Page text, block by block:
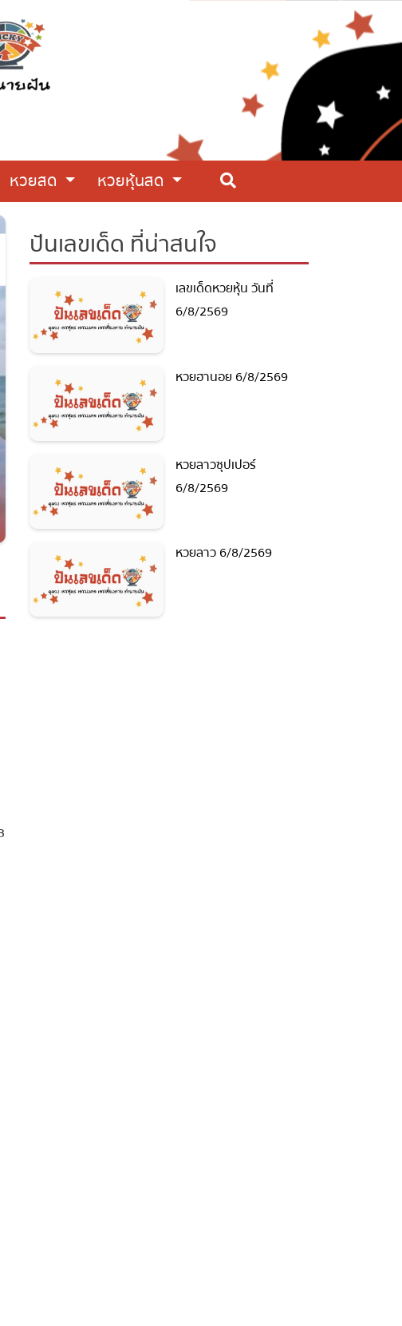
หวยสด หวยหุ้นสด
ปันเลขเด็ด ที่น่าสนใจ
เลขเด็ดหวยหุ้น วันที่
6/8/2569
หวยฮานอย 6/8/2569
หวยลาวซุปเปอร์
6/8/2569
หวยลาว 6/8/2569